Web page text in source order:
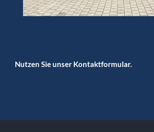
Nutzen Sie unser Kontaktformular.